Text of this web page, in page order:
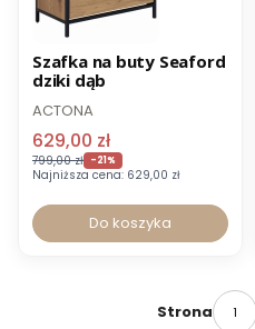
Promocja
Szafka na buty Seaford
dziki dąb
ACTONA
629,00 zł
799,00 zł -21%
Najniższa cena: 629,00 zł
Do koszyka
Strona